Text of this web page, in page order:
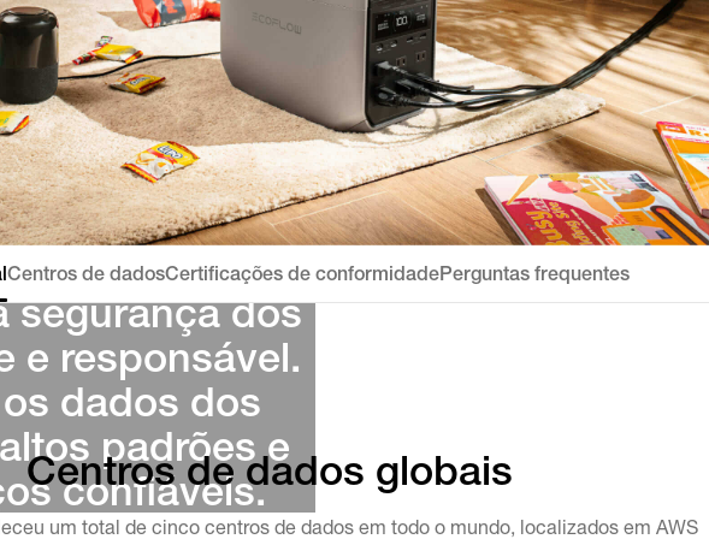
em proteger a
segurança dos
e responsável.
dados dos
padrões e
confiáveis.
Centros de dadosCertificações de conformidadePerguntas frequentes
Centros de dados globais
um total de cinco centros de dados em todo o mundo, localizados em AWS